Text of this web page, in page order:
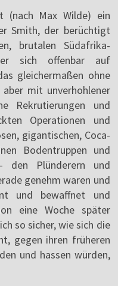
(nach Max Wilde) ein
Smith, der berüchtigt
brutalen Südafrika-
sich offenbar auf
gleichermaßen ohne
mit unverhohlener
Rekrutierungen und
Operationen und
gigantischen, Coca-
Bodentruppen und
den Plünderern und
genehm waren und
und bewaffnet und
eine Woche später
so sicher, wie sich die
gegen ihren früheren
und hassen würden,